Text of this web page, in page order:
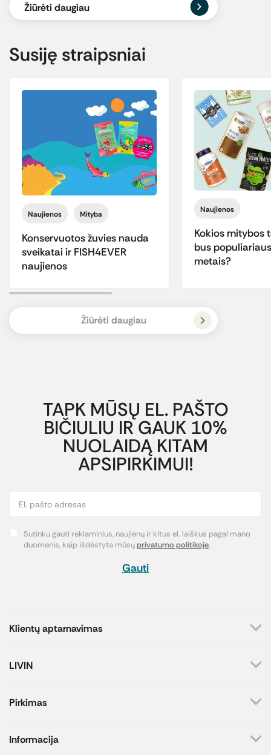
Žiūrėti daugiau
Susiję straipsniai
Naujienos Mityba
Konservuotos žuvies nauda
sveikatai ir FISH4EVER
naujienos
Naujienos
Kokios mitybos
bus
metais?
Žiūrėti daugiau
TAPK MŪSŲ EL. PAŠTO
BIČIULIU IR GAUK 10%
NUOLAIDĄ KITAM
APSIPIRKIMUI!
Sutinku gauti reklaminius, naujienų ir kitus el. laiškus pagal mano
duomenis, kaip išdėstyta mūsųprivatumo politikoje.
Gauti
Klientų aptarnavimas
Rašyti užklausą
Atsakome darbo dienomis
LIVIN
Kontaktai
Prekių ženklai
Pirkimas
Pristatymas
Informacija